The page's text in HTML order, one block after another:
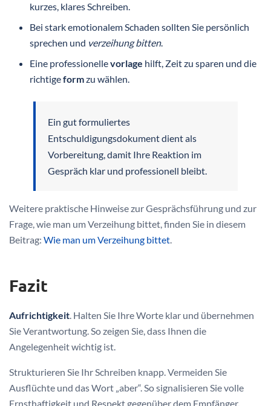
kurzes, klares Schreiben.
Bei stark emotionalem Schaden sollten Sie persönlich
sprechen und verzeihung bitten.
Eine professionellevorlage hilft, Zeit zu sparen und die
richtigeformzu wählen.
Ein gut formuliertes
Entschuldigungsdokument dient als
Vorbereitung, damit Ihre Reaktion im
Gespräch klar und professionell bleibt.
Weitere praktische Hinweise zur Gesprächsführung und zur
Frage, wie man um Verzeihung bittet, finden Sie in diesem
Beitrag: Wie man um Verzeihung bittet.
Fazit
Aufrichtigkeit. Halten Sie Ihre Worte klar und übernehmen
Sie Verantwortung. So zeigen Sie, dass Ihnen die
Angelegenheit wichtig ist.
Strukturieren Sie Ihr Schreiben knapp. Vermeiden Sie
Ausflüchte und das Wort „aber“. So signalisieren Sie volle
Ernsthaftigkeit und Respekt gegenüber dem Empfänger.